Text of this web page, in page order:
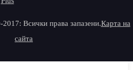
Всички права запазени.Карта на
сайта